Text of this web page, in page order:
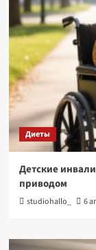
Диеты
Детские
приводом
studiohallo_ 6